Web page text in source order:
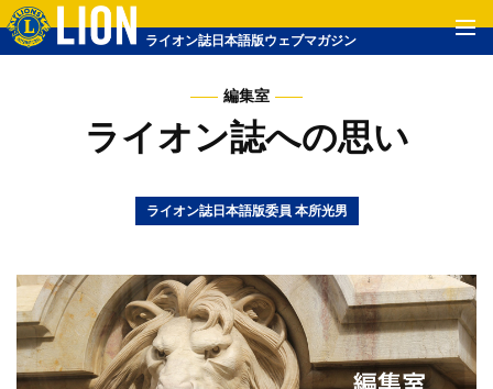
ライオン誌日本語版ウェブマガジン
編集室
ライオン誌への思い
ライオン誌日本語版委員 本所光男